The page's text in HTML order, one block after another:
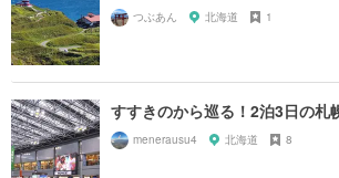
つぶあん 北海道 1
すすきのから巡る！2泊3日の札
menerausu4 北海道 8